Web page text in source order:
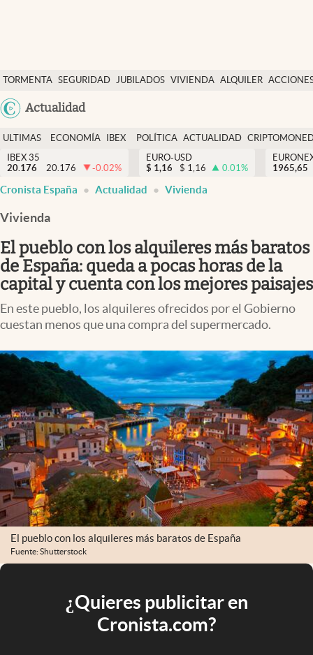
TORMENTA SEGURIDAD JUBILADOS VIVIENDA ALQUILER
USA
Actualidad
Economía y finanzas
Política
Actualidad
Criptomonedas
España
ULTIMAS
NOTICIAS
ECONOMÍA
FINANZAS
IBEX
EURO
POLÍTICA ACTUALIDAD
IBEX 35
20.176
20.176 -0.02%
EURO-USD
$ 1,16 $ 1,16 0.01%
1965,65
Cronista España Actualidad Vivienda
Vivienda
El pueblo con los alquileres más baratos
de España: queda a pocas horas de la
capital y cuenta con los mejores paisajes
En este pueblo, los alquileres ofrecidos por el Gobierno
cuestan menos que una compra del supermercado.
El pueblo con los alquileres más baratos de España
Fuente: Shutterstock
¿Quieres publicitar en
Cronista.com?